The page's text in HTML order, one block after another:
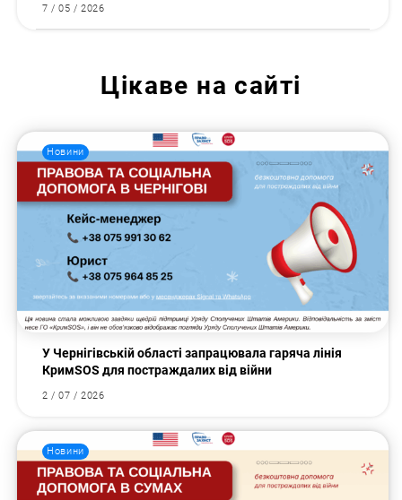
7 / 05 / 2026
Цікаве на сайті
Новини
У Чернігівській області запрацювала гаряча лінія
КримSOS для постраждалих від війни
2 / 07 / 2026
Новини